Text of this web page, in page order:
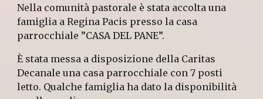
Nella comunità pastorale è stata accolta una
famiglia a Regina Pacis presso la casa
parrocchiale ”CASA DEL PANE”.
È stata messa a disposizione della Caritas
Decanale una casa parrocchiale con 7 posti
letto. Qualche famiglia ha dato la disponibilità